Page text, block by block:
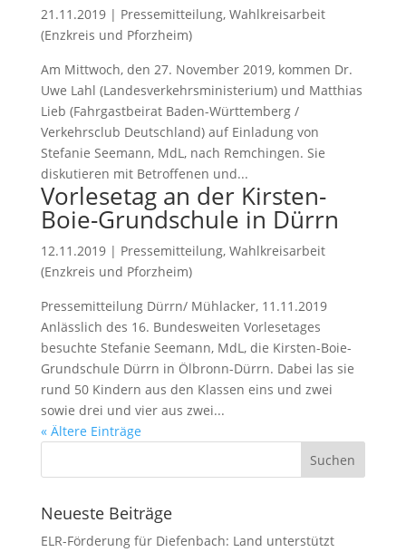
21.11.2019| Pressemitteilung, Wahlkreisarbeit
(Enzkreis und Pforzheim)
Am Mittwoch, den 27. November 2019, kommen Dr.
Uwe Lahl (Landesverkehrsministerium) und Matthias
Lieb (Fahrgastbeirat Baden-Württemberg /
Verkehrsclub Deutschland) auf Einladung von
Stefanie Seemann, MdL, nach Remchingen. Sie
diskutieren mit Betroffenen und...
Vorlesetag an der Kirsten-
Boie-Grundschule in Dürrn
12.11.2019| Pressemitteilung, Wahlkreisarbeit
(Enzkreis und Pforzheim)
Pressemitteilung Dürrn/ Mühlacker, 11.11.2019
Anlässlich des 16. Bundesweiten Vorlesetages
besuchte Stefanie Seemann, MdL, die Kirsten-Boie-
Grundschule Dürrn in Ölbronn-Dürrn. Dabei las sie
rund 50 Kindern aus den Klassen eins und zwei
sowie drei und vier aus zwei...
« Ältere Einträge
Neueste Beiträge
ELR-Förderung für Diefenbach: Land unterstützt